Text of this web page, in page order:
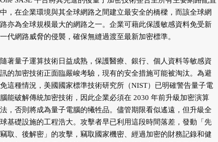
中， 在企業環境與其全球網路之間建立最安全的橋樑，而該全球網
路亦為全球規模最大的網路之一。 企業可藉此保護敏感資料免受新
一代網路威脅的侵襲，確保無縫過渡至最新加密標準。
隨著量子運算技術日益成熟，保護醫療、銀行、個人資料等敏感資
訊的加密技術正面臨嚴峻考驗，現有的安全措施可能被淘汰。為避
免這種情況，美國國家標準技術研究所（NIST）已明確警告量子電
腦能破解傳統加密技術，因此企業必須在 2030 年前升級加密演算
法，否則將成為量子電腦的犧牲品。儘管期限看似遙遠，但升級全
球基礎設施的工程浩大。攻擊者早已利用這段時間落差，發動「先
竊取、後解密」的攻擊，竊取國家機密、經過加密的財務記錄和健